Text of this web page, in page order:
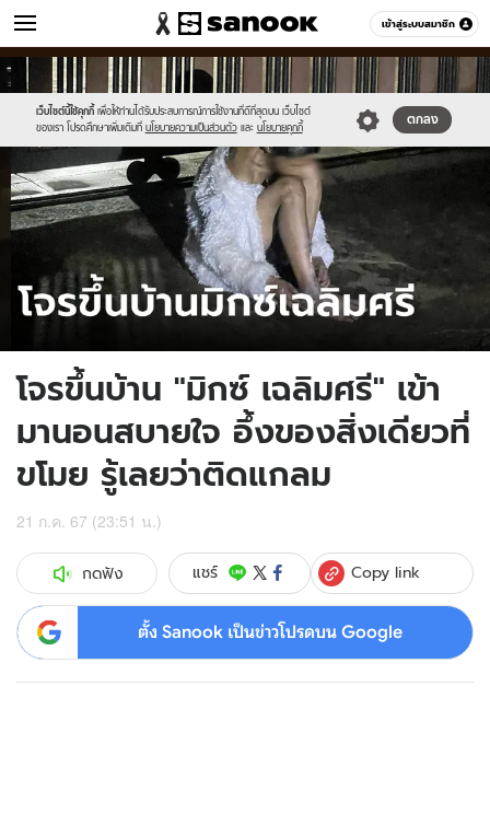
เข้าสู่ระบบสมาชิก
ข่าว หมวดอื่นๆ
เว็บไซต์นี้ใช้คุกกี้ เพื่อให้ท่านได้รับประสบการณ์การใช้งานที่ดีที่สุดบน เว็บไซต์
ของเรา โปรดศึกษาเพิ่มเติมที่ นโยบายความเป็นส่วนตัว และ นโยบายคุกกี้
ตกลง
Sanook
//s.isanook.com/sr/0/images/logo-
new-
sanook.png
600
60
//s.isanook.com/ns/0/ud/1897/9486990/tagline-
template-
update-
april.jpg
โจรขึ้นบ้าน "มิกซ์ เฉลิมศรี" เข้า
มานอนสบายใจ อึ้งของสิ่งเดียวที่
ขโมย รู้เลยว่าติดแกลม
21 ก.ค. 67 (23:51 น.)
กดฟัง แชร์ Copy link
ตั้ง Sanook เป็นข่าวโปรดบน Google